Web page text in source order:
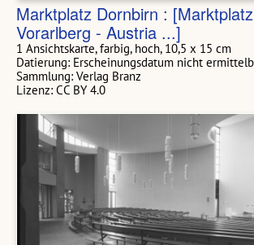
Marktplatz Dornbirn :
Vorarlberg - Austria ...]
1 Ansichtskarte, farbig, hoch, 10,5 x 15 cm
Datierung: Erscheinungsdatum nicht
Sammlung: Verlag Branz
Lizenz: CC BY 4.0